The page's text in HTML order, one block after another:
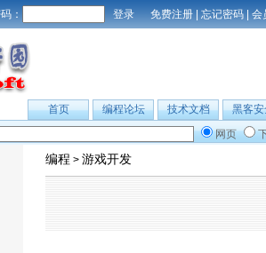
： 免费注册 | 忘记密码 | 会
首页 编程论坛 技术文档
黑客安
网页
编程 > 游戏开发